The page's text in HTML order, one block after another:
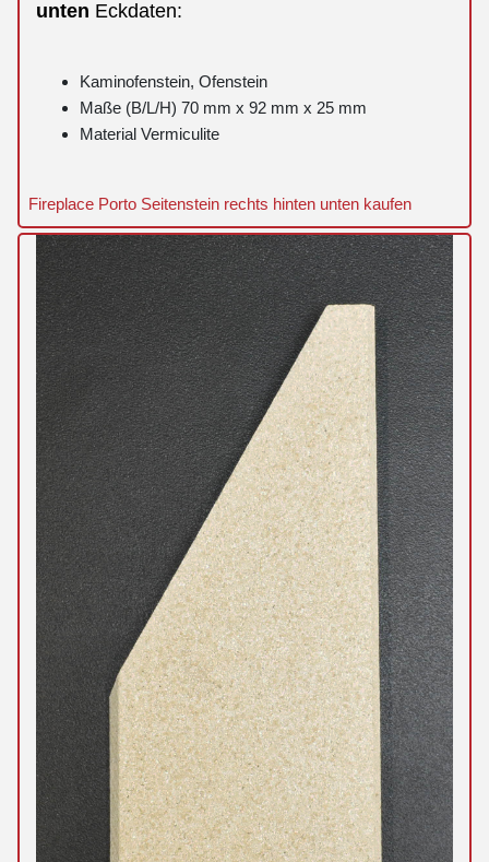
unten Eckdaten:
Kaminofenstein, Ofenstein
Maße (B/L/H) 70 mm x 92 mm x 25 mm
Material Vermiculite
Fireplace Porto Seitenstein rechts hinten unten kaufen